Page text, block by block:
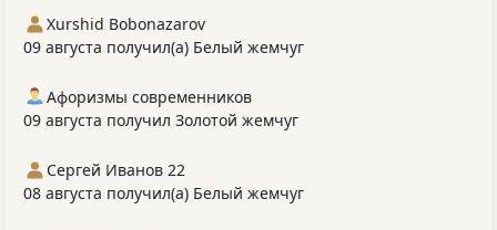
Xurshid Bobonazarov
09 августа получил(а) Белый жемчуг
Афоризмы современников
09 августа получил Золотой жемчуг
Сергей Иванов 22
08 августа получил(а) Белый жемчуг